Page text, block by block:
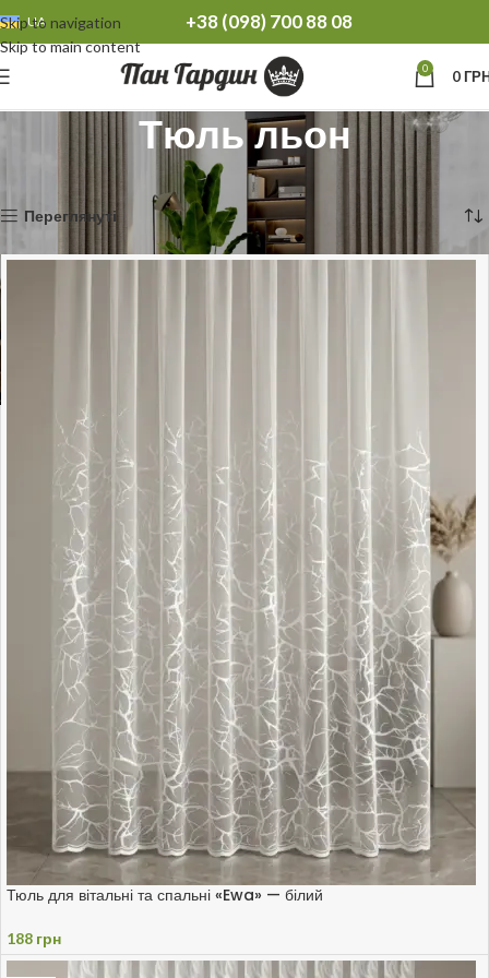
Skip to navigation
Skip to main content
UA +38 (098) 700 88 08
0 0
Тюль льон
Переглянуті
Тюль для вітальні та спальні «Ewa» — білий
188 грн